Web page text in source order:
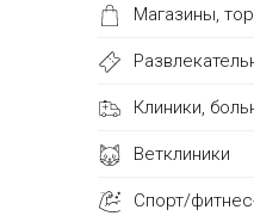
Магазины,
Клиники,
Ветклиники
Спорт/